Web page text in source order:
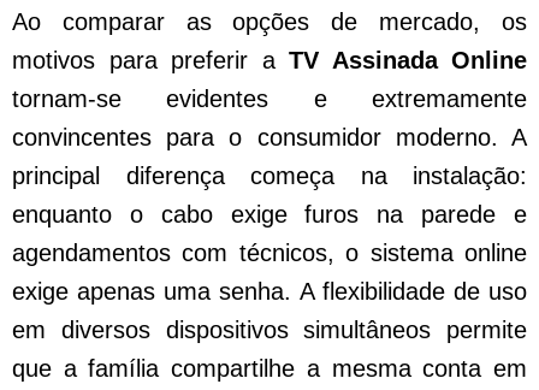
Ao comparar as opções de mercado, os
motivos para preferir a TV Assinada Online
tornam-se evidentes e extremamente
convincentes para o consumidor moderno. A
principal diferença começa na instalação:
enquanto o cabo exige furos na parede e
agendamentos com técnicos, o sistema online
exige apenas uma senha. A flexibilidade de uso
em diversos dispositivos simultâneos permite
que a família compartilhe a mesma conta em